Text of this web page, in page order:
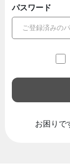
パスワード
お困りで